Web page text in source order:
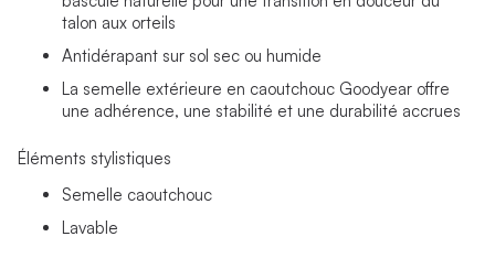
talon aux orteils
Antidérapant sur sol sec ou humide
La semelle extérieure en caoutchouc Goodyear offre
une adhérence, une stabilité et une durabilité accrues
Éléments stylistiques
Semelle caoutchouc
Lavable